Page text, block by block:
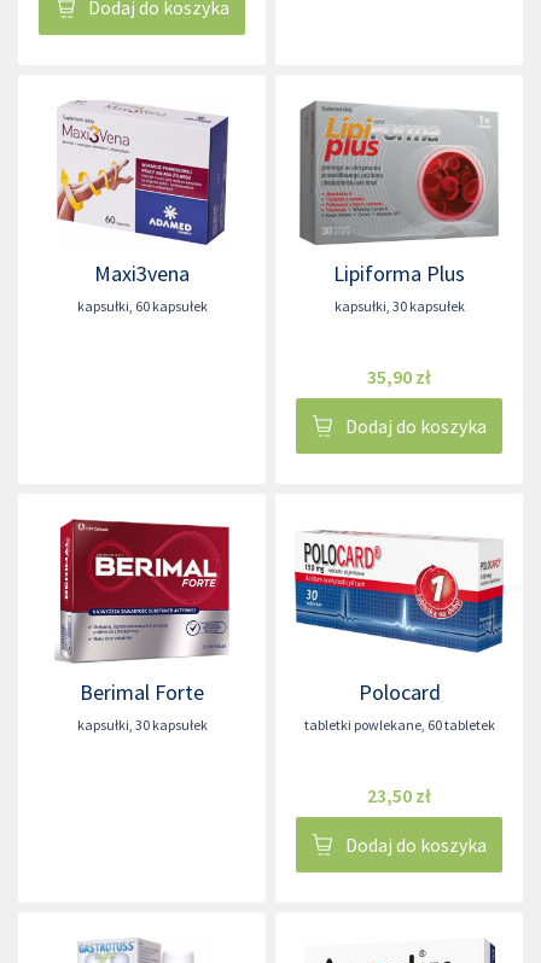
Dodaj do koszyka
Maxi3vena
kapsułki, 60 kapsułek
Lipiforma Plus
kapsułki, 30 kapsułek
35,90 zł
Dodaj do koszyka
Berimal Forte
kapsułki, 30 kapsułek
Polocard
tabletki powlekane, 60 tabletek
23,50 zł
Dodaj do koszyka